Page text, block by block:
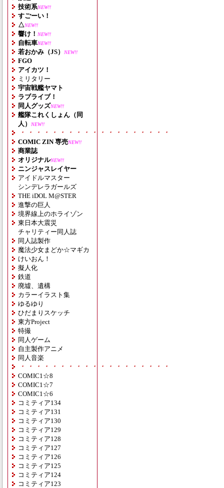
技術系NEW!!
すごーい！
△NEW!!
響け！ NEW!!
自転車NEW!!
若おかみ（JS） NEW!!
FGO
アイカツ！
ミリタリー
宇宙戦艦ヤマト
ラブライブ！
同人グッズNEW!!
艦隊これくしょん（同
人）
NEW!!
・・・・・・・・・・・・・・・・・・・
COMIC ZIN 専売NEW!!
商業誌
オリジナルNEW!!
ニンジャスレイヤー
アイドルマスター
シンデレラガールズ
THE iDOL M@STER
進撃の巨人
境界線上のホライゾン
東日本大震災
チャリティー同人誌
同人誌製作
魔法少女まどか☆マギカ
けいおん！
擬人化
鉄道
廃墟、遺構
カラーイラスト集
ゆるゆり
ひだまりスケッチ
東方Project
特撮
同人ゲーム
自主製作アニメ
同人音楽
・・・・・・・・・・・・・・・・・・・
COMIC1☆8
COMIC1☆7
COMIC1☆6
コミティア134
コミティア131
コミティア130
コミティア129
コミティア128
コミティア127
コミティア126
コミティア125
コミティア124
コミティア123